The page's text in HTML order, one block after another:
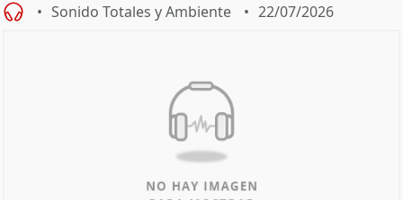
Sonido Totales y Ambiente 22/07/2026